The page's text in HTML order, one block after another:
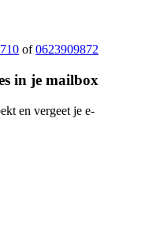
of0623909872
in je mailbox
en vergeet je e-